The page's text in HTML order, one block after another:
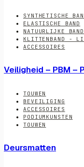
SYNTHETISCHE
ELASTISCHE BAND
NATUURLIJKE
KLITTENBAND -
ACCESSOIRES
Veiligheid – PBM –
TOUWEN
BEVEILIGING
ACCESSOIRES
PODIUMKUNSTEN
TOUWEN
Deursmatten